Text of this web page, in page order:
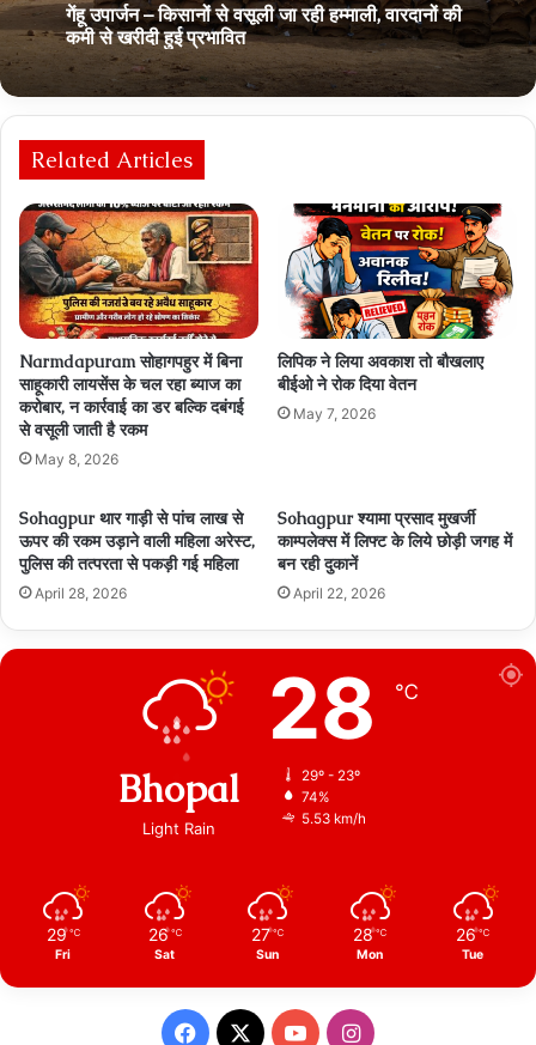
गेंहू उपार्जन – किसानों से वसूली जा रही हम्‍माली, वारदानों की
कमी से खरीदी हुई प्रभावित
Related Articles
Narmdapuram सोहागपहुर में बिना
साहूकारी लायसेंस के चल रहा ब्‍याज का
करोबार, न कार्रवाई का डर बल्कि दबंगई
से वसूली जाती है रकम
May 8, 2026
लिपिक ने लिया अवकाश तो बौखलाए
बीईओ ने रोक दिया वेतन
May 7, 2026
Sohagpur थार गाड़ी से पांच लाख से
ऊपर की रकम उड़ाने वाली महिला अरेस्ट,
पुलिस की तत्परता से पकड़ी गई महिला
April 28, 2026
Sohagpur श्यामा प्रसाद मुखर्जी
काम्पलेक्स में लिफ्ट के लिये छोड़ी जगह में
बन रही दुकानें
April 22, 2026
Bhopal
Light Rain
28 ℃
29º - 23º
74%
5.53 km/h
29 ℃
Fri
26 ℃
Sat
27 ℃
Sun
28 ℃
Mon
26 ℃
Tue
Facebook
X YouTubeInstagram